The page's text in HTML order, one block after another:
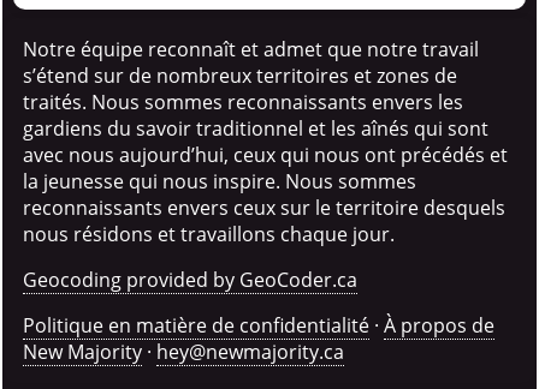
Notre équipe reconnaît et admet que notre travail
s’étend sur de nombreux territoires et zones de
traités. Nous sommes reconnaissants envers les
gardiens du savoir traditionnel et les aînés qui sont
avec nous aujourd’hui, ceux qui nous ont précédés et
la jeunesse qui nous inspire. Nous sommes
reconnaissants envers ceux sur le territoire desquels
nous résidons et travaillons chaque jour.
Geocoding provided by GeoCoder.ca
Politique en matière de confidentialité · À propos de
New Majority · hey@newmajority.ca